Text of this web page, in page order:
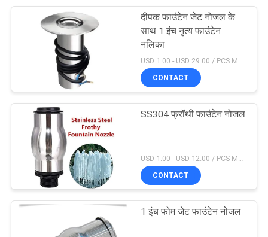
दीपक फाउंटेन जेट नोजल के
साथ 1 इंच नृत्य फाउंटेन
नलिका
USD 1.00 - USD 29.00 / PCS MOQ:1 टुकड़ा
CONTACT
SS304 फ्रॉथी फाउंटेन नोजल
USD 1.00 - USD 12.00 / PCS MOQ:1 टुकड़ा
CONTACT
1 इंच फोम जेट फाउंटेन नोजल